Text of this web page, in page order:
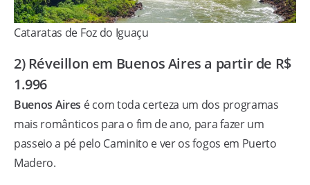
Cataratas de Foz do Iguaçu
2) Réveillon em Buenos Aires a partir de R$
1.996
Buenos Aires é com toda certeza um dos programas
mais românticos para o fim de ano, para fazer um
passeio a pé pelo Caminito e ver os fogos em Puerto
Madero.